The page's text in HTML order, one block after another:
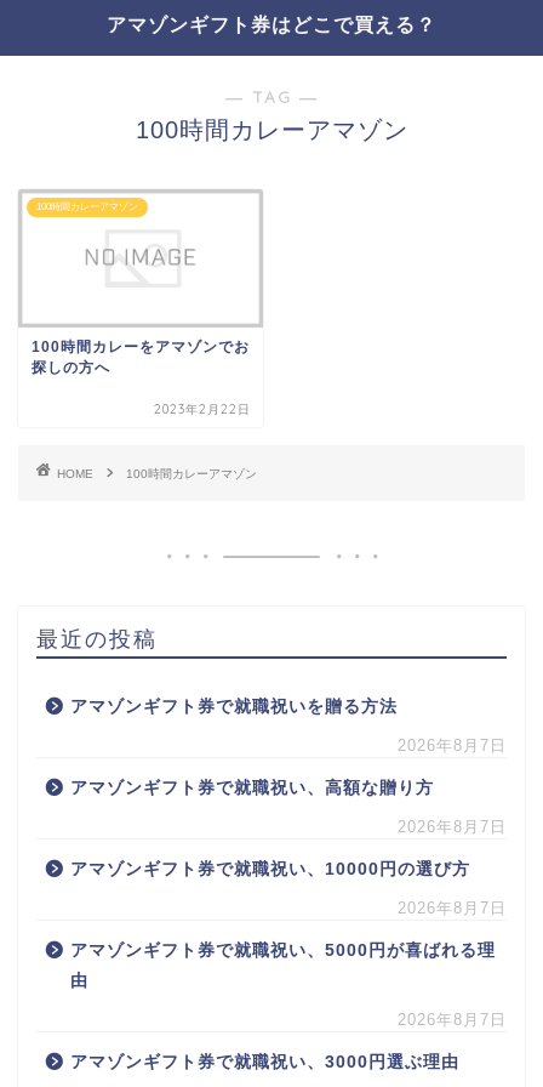
アマゾンギフト券はどこで買える？
― TAG ―
100時間カレーアマゾン
100時間カレーアマゾン
100時間カレーをアマゾンでお
探しの方へ
2023年2月22日
HOME 100時間カレーアマゾン
最近の投稿
アマゾンギフト券で就職祝いを贈る方法
2026年8月7日
アマゾンギフト券で就職祝い、高額な贈り方
2026年8月7日
アマゾンギフト券で就職祝い、10000円の選び方
2026年8月7日
アマゾンギフト券で就職祝い、5000円が喜ばれる理
由
2026年8月7日
アマゾンギフト券で就職祝い、3000円選ぶ理由